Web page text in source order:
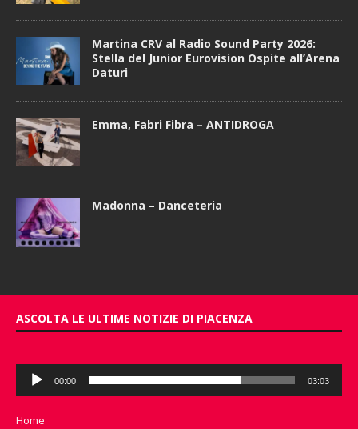
Martina CRV al Radio Sound Party 2026:
Stella del Junior Eurovision Ospite all’Arena
Daturi
Emma, Fabri Fibra – ANTIDROGA
Madonna – Danceteria
ASCOLTA LE ULTIME NOTIZIE DI PIACENZA
Audio
Player
00:00 03:03
Home